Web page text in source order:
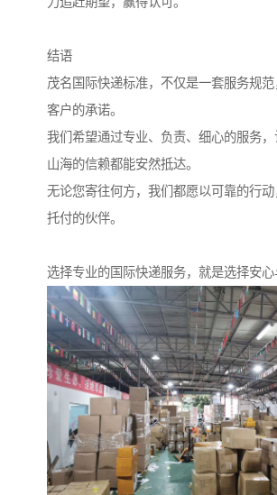
结语
茂名国际快递标准，不仅是一套服务规
客户的承诺。
我们希望通过专业、负责、细心的服务
山海的信赖都能安然抵达。
无论您寄往何方，我们都愿以可靠的行
托付的伙伴。
选择专业的国际快递服务，就是选择安心